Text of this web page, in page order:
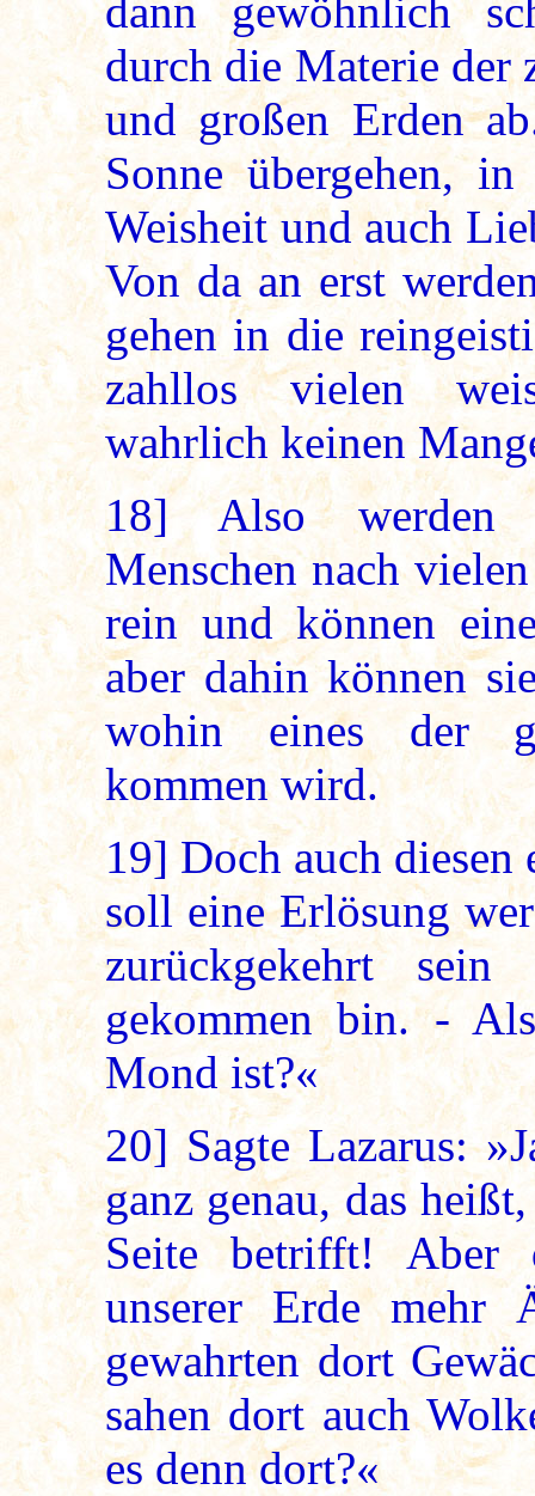
dann gewöhnlich
durch die Materie der
und großen Erden
Sonne übergehen,
Weisheit und auch
Von da an erst
gehen in die
zahllos vielen
wahrlich keinen
18] Also werden
Menschen nach
rein und können
aber dahin können
wohin eines der
kommen wird.
19] Doch auch diesen
soll eine Erlösung
zurückgekehrt
gekommen bin. -
Mond ist?«
20] Sagte Lazarus:
ganz genau, das
Seite betrifft! Aber
unserer Erde mehr
gewahrten dort
sahen dort auch
es denn dort?«